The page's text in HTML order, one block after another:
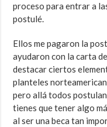
proceso para entrar a
postulé.
Ellos me pagaron la
ayudaron con la carta
destacar ciertos
planteles
pero allá todos
tienes que tener algo
al ser una beca tan